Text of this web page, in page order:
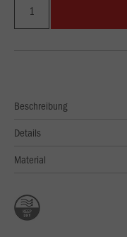
Beschreibung
Details
Material